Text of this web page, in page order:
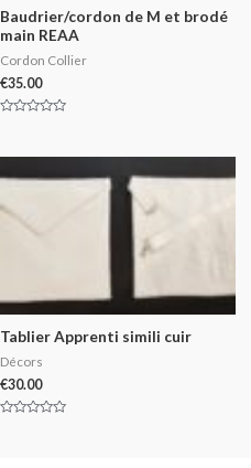
Baudrier/cordon de M et brodé
main REAA
Cordon Collier
€35.00
of
Tablier Apprenti simili cuir
Décors
€30.00